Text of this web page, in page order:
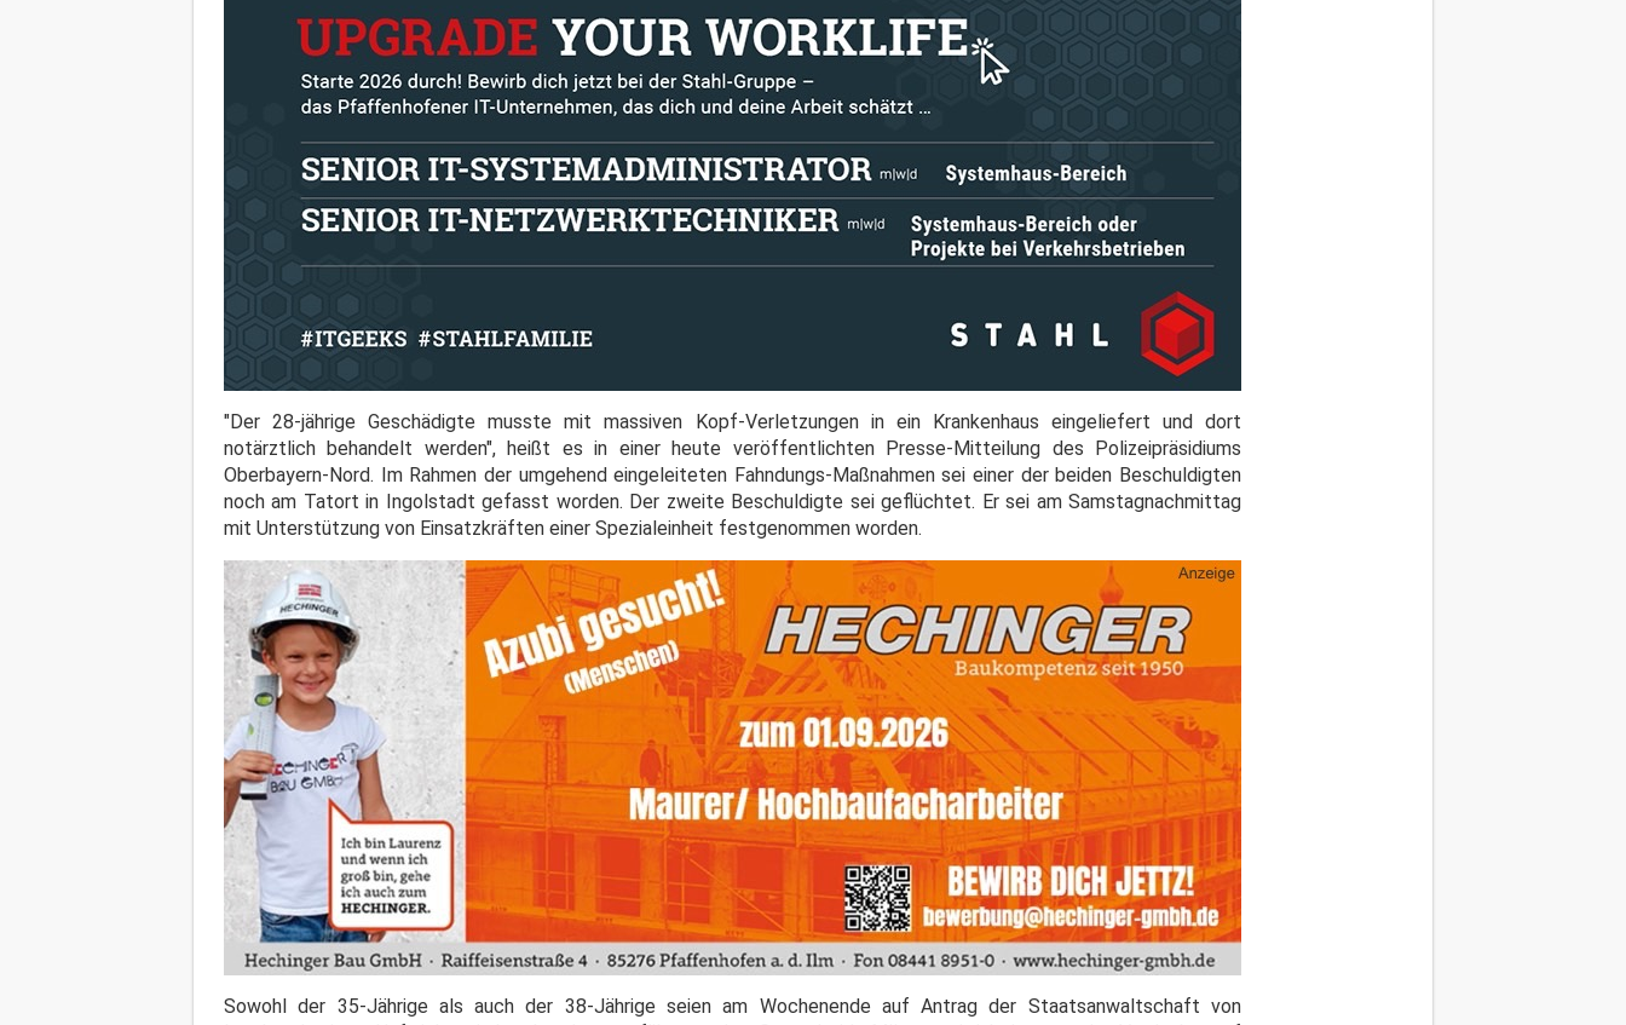
"Der 28-jährige Geschädigte musste mit massiven Kopf-Verletzungen in ein Krankenhaus eingeliefert und dort
notärztlich behandelt werden", heißt es in einer heute veröffentlichten Presse-Mitteilung des Polizeipräsidiums
Oberbayern-Nord. Im Rahmen der umgehend eingeleiteten Fahndungs-Maßnahmen sei einer der beiden Beschuldigten
noch am Tatort in Ingolstadt gefasst worden. Der zweite Beschuldigte sei geflüchtet. Er sei am Samstagnachmittag
mit Unterstützung von Einsatzkräften einer Spezialeinheit festgenommen worden.
Sowohl der 35-Jährige als auch der 38-Jährige seien am Wochenende auf Antrag der Staatsanwaltschaft von